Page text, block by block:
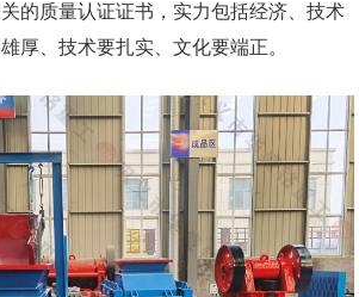
的质量认证证书，实力包括经济、技术
厚、技术要扎实、文化要端正。